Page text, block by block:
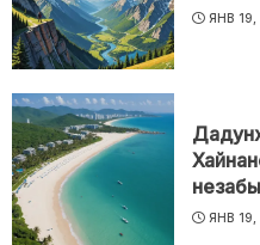
ЯНВ
ЯНВ